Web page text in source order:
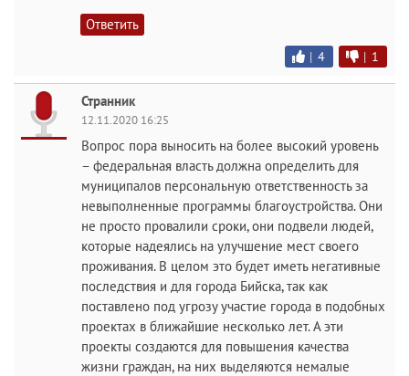
Ответить
| 4 | 1
Странник
12.11.2020 16:25
Вопрос пора выносить на более высокий уровень
– федеральная власть должна определить для
муниципалов персональную ответственность за
невыполненные программы благоустройства. Они
не просто провалили сроки, они подвели людей,
которые надеялись на улучшение мест своего
проживания. В целом это будет иметь негативные
последствия и для города Бийска, так как
поставлено под угрозу участие города в подобных
проектах в ближайшие несколько лет. А эти
проекты создаются для повышения качества
жизни граждан, на них выделяются немалые